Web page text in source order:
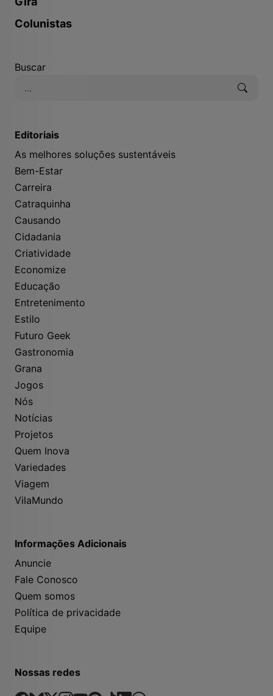
Colunistas
Buscar
Editoriais
As melhores soluções sustentáveis
Bem-Estar
Carreira
Catraquinha
Causando
Cidadania
Criatividade
Economize
Educação
Entretenimento
Estilo
Futuro Geek
Gastronomia
Grana
Jogos
Nós
Notícias
Projetos
Quem Inova
Variedades
Viagem
VilaMundo
Informações Adicionais
Anuncie
Fale Conosco
Quem somos
Política de privacidade
Equipe
Nossas redes